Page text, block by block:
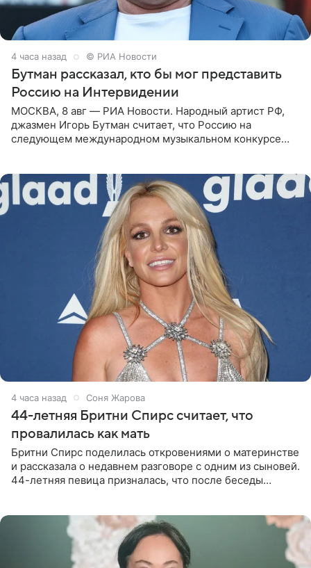
4 часа назад © РИА Новости
Бутман рассказал, кто бы мог представить
Россию на Интервидении
МОСКВА, 8 авг — РИА Новости. Народный артист РФ,
джазмен Игорь Бутман считает, что Россию на
следующем международном музыкальном конкурсе
4 часа назад Соня Жарова
44-летняя Бритни Спирс считает, что
провалилась как мать
Бритни Спирс поделилась откровениями о материнстве
и рассказала о недавнем разговоре с одним из сыновей.
44-летняя певица призналась, что после беседы